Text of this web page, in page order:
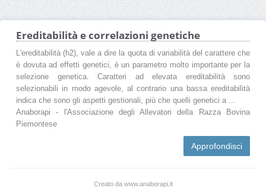
Ereditabilità e correlazioni genetiche
L'ereditabilità (h2), vale a dire la quota di variabilità del carattere che
è dovuta ad effetti genetici, è un parametro molto importante per la
selezione genetica. Caratteri ad elevata ereditabilità sono
selezionabili in modo agevole, al contrario una bassa ereditabilità
indica che sono gli aspetti gestionali, più che quelli genetici a ...
Anaborapi - l'Associazione degli Allevatori della Razza Bovina
Piemontese
Approfondisci
Creato da www.anaborapi.it